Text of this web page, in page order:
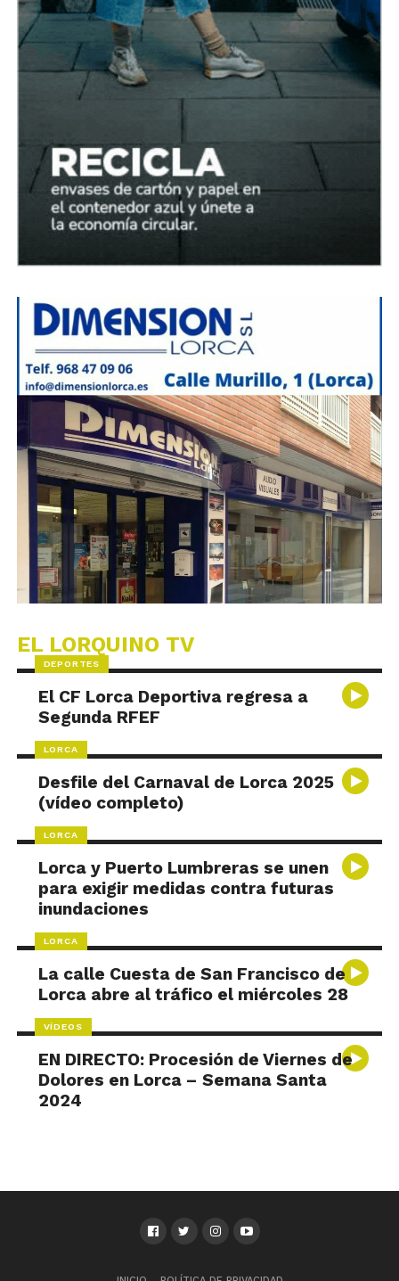
EL LORQUINO TV
DEPORTES
El CF Lorca Deportiva regresa a
Segunda RFEF
LORCA
Desfile del Carnaval de Lorca 2025
(vídeo completo)
LORCA
Lorca y Puerto Lumbreras se unen
para exigir medidas contra futuras
inundaciones
LORCA
La calle Cuesta de San Francisco de
Lorca abre al tráfico el miércoles 28
VÍDEOS
EN DIRECTO: Procesión de Viernes de
Dolores en Lorca – Semana Santa
2024